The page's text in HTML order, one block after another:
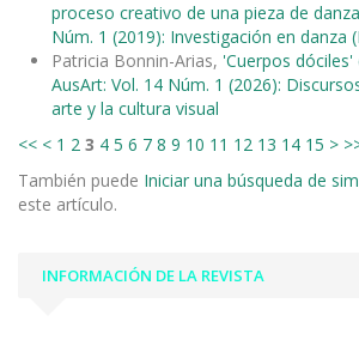
proceso creativo de una pieza de danza
Núm. 1 (2019): Investigación en danza
Patricia Bonnin-Arias, 'Cuerpos dóciles'
AusArt: Vol. 14 Núm. 1 (2026):
arte y la cultura visual
<< < 1 2 3 4 5 6 7 8 9 10 11 12 13 14 15 >
También puede Iniciar una búsqueda de
este artículo.
INFORMACIÓN DE LA REVISTA